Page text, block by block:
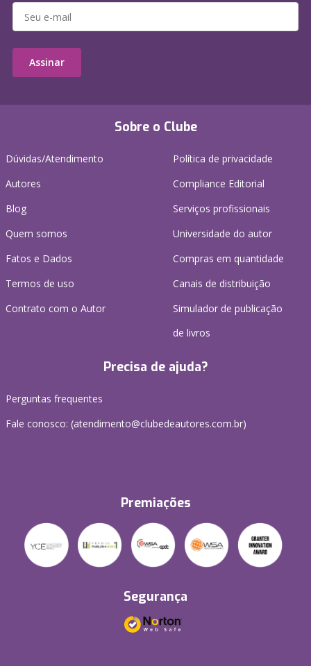
Sobre o Clube
Dúvidas/Atendimento
Autores
Blog
Quem somos
Fatos e Dados
Termos de uso
Contrato com o Autor
Política de privacidade
Compliance Editorial
Serviços profissionais
Universidade do autor
Compras em quantidade
Canais de distribuição
Simulador de publicação
de livros
Precisa de ajuda?
Perguntas frequentes
Fale conosco: (atendimento@clubedeautores.com.br)
Premiações
Segurança
Assinar